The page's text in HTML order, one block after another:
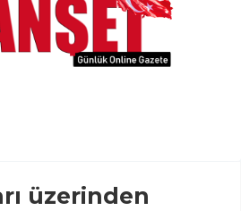
üzerinden